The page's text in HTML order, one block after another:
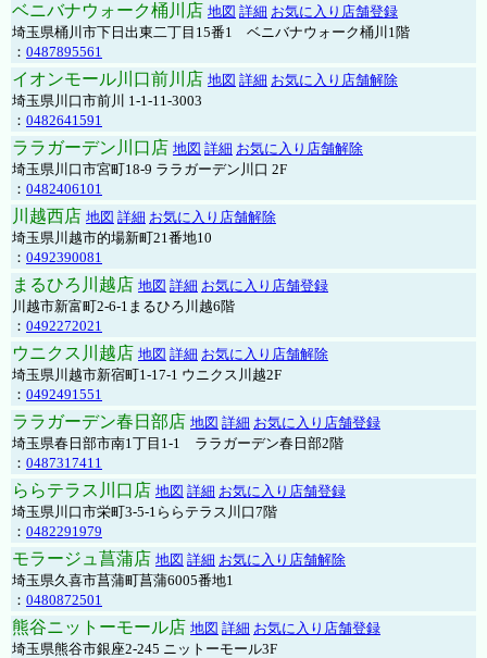
ベニバナウォーク桶川店 地図 詳細 お気に入り店舗登録
埼玉県桶川市下日出東二丁目15番1 ベニバナウォーク桶川1階
： 0487895561
イオンモール川口前川店 地図 詳細 お気に入り店舗解除
埼玉県川口市前川 1-1-11-3003
： 0482641591
ララガーデン川口店 地図 詳細 お気に入り店舗解除
埼玉県川口市宮町18-9 ララガーデン川口 2F
： 0482406101
川越西店 地図 詳細 お気に入り店舗解除
埼玉県川越市的場新町21番地10
： 0492390081
まるひろ川越店 地図 詳細 お気に入り店舗登録
川越市新富町2-6-1まるひろ川越6階
： 0492272021
ウニクス川越店 地図 詳細 お気に入り店舗解除
埼玉県川越市新宿町1-17-1 ウニクス川越2F
： 0492491551
ララガーデン春日部店 地図 詳細 お気に入り店舗登録
埼玉県春日部市南1丁目1-1 ララガーデン春日部2階
： 0487317411
ららテラス川口店 地図 詳細 お気に入り店舗登録
埼玉県川口市栄町3-5-1ららテラス川口7階
： 0482291979
モラージュ菖蒲店 地図 詳細 お気に入り店舗解除
埼玉県久喜市菖蒲町菖蒲6005番地1
： 0480872501
熊谷ニットーモール店 地図 詳細 お気に入り店舗登録
埼玉県熊谷市銀座2-245 ニットーモール3F